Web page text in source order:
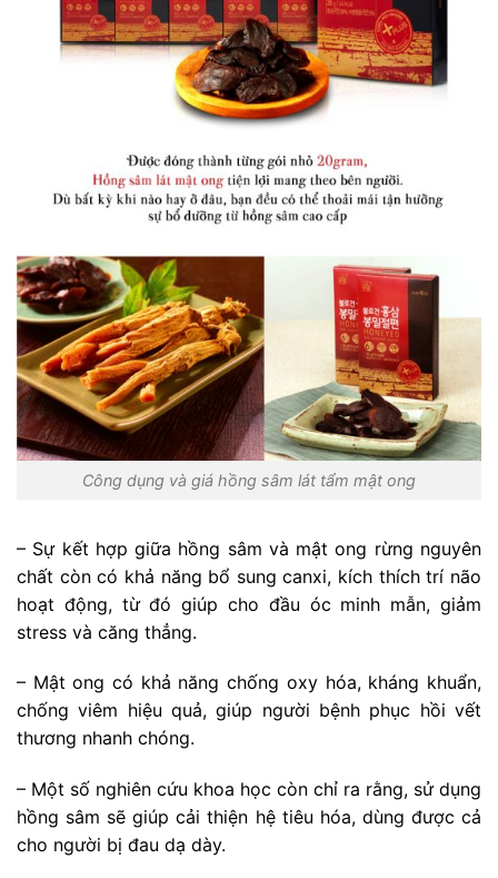
Công dụng và giá hồng sâm lát tẩm mật ong
– Sự kết hợp giữa hồng sâm và mật ong rừng nguyên
chất còn có khả năng bổ sung canxi, kích thích trí não
hoạt động, từ đó giúp cho đầu óc minh mẫn, giảm
stress và căng thẳng.
– Mật ong có khả năng chống oxy hóa, kháng khuẩn,
chống viêm hiệu quả, giúp người bệnh phục hồi vết
thương nhanh chóng.
– Một số nghiên cứu khoa học còn chỉ ra rằng, sử dụng
hồng sâm sẽ giúp cải thiện hệ tiêu hóa, dùng được cả
cho người bị đau dạ dày.